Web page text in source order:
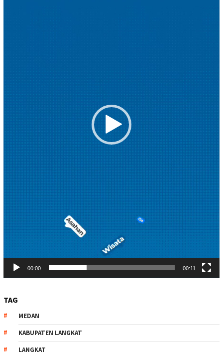
00:00 00:11
TAG
MEDAN
KABUPATEN LANGKAT
LANGKAT